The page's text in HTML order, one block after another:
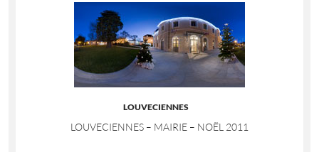
LOUVECIENNES
LOUVECIENNES – MAIRIE – NOËL 2011